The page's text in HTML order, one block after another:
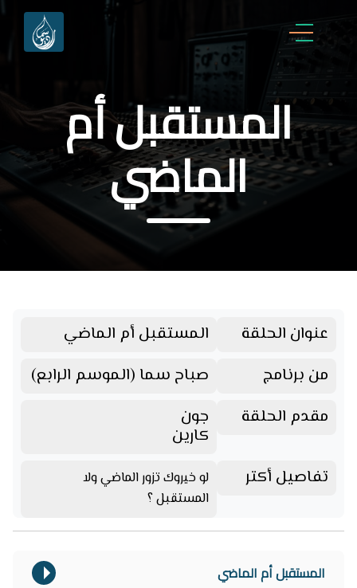
المستقبل أم
الماضي
عنوان الحلقة
المستقبل أم الماضي
من برنامج
صباح سما (الموسم الرابع)
مقدم الحلقة
جون
كارين
تفاصيل أكتر
لو خيروك تزور الماضي ولا
المستقبل ؟
المستقبل أم الماضي